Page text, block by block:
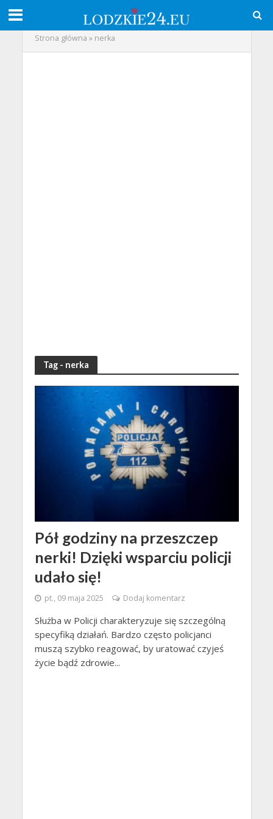
Strona główna » nerka
Tag - nerka
Pół godziny na przeszczep
nerki! Dzięki wsparciu policji
udało się!
pt., 09 maja 2025 Dodaj komentarz
Służba w Policji charakteryzuje się szczególną
specyfiką działań. Bardzo często policjanci
muszą szybko reagować, by uratować czyjeś
życie bądź zdrowie...